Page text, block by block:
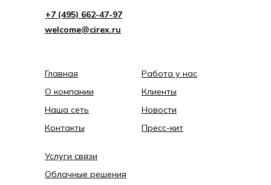
Главная
О компании
Наша сеть
Контакты
Работа у нас
Клиенты
Новости
Пресс-кит
welcome@cirex.ru
+7 (495) 662-4 7-97
Услуги связи
Облачные решения